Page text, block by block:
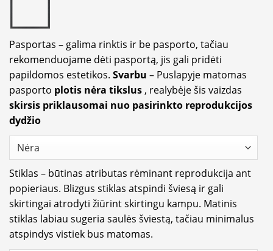
Pasportas – galima rinktis ir be pasporto, tačiau
rekomenduojame dėti pasportą, jis gali pridėti
papildomos estetikos. Svarbu – Puslapyje matomas
pasporto plotis nėra tikslus , realybėje šis vaizdas
skirsis priklausomai nuo pasirinkto reprodukcijos
dydžio
Stiklas – būtinas atributas rėminant reprodukcija ant
popieriaus. Blizgus stiklas atspindi šviesą ir gali
skirtingai atrodyti žiūrint skirtingu kampu. Matinis
stiklas labiau sugeria saulės šviestą, tačiau minimalus
atspindys vistiek bus matomas.